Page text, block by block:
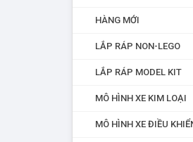
HÀNG MỚI
LẮP RÁP NON-LEGO
LẮP RÁP MODEL KIT
MÔ HÌNH XE KIM LOẠI
MÔ HÌNH XE ĐIỀU